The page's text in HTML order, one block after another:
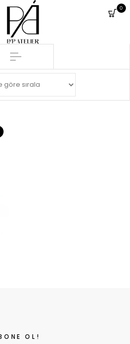
0
4,450.00 ₺.
andaki fiyat: 3,115.00 ₺.
OL!